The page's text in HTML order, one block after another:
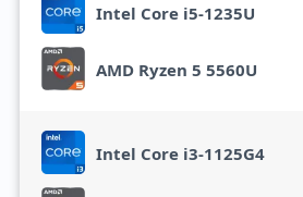
Intel Core i5-1235U
AMD Ryzen 5 5560U
Intel Core i3-1125G4